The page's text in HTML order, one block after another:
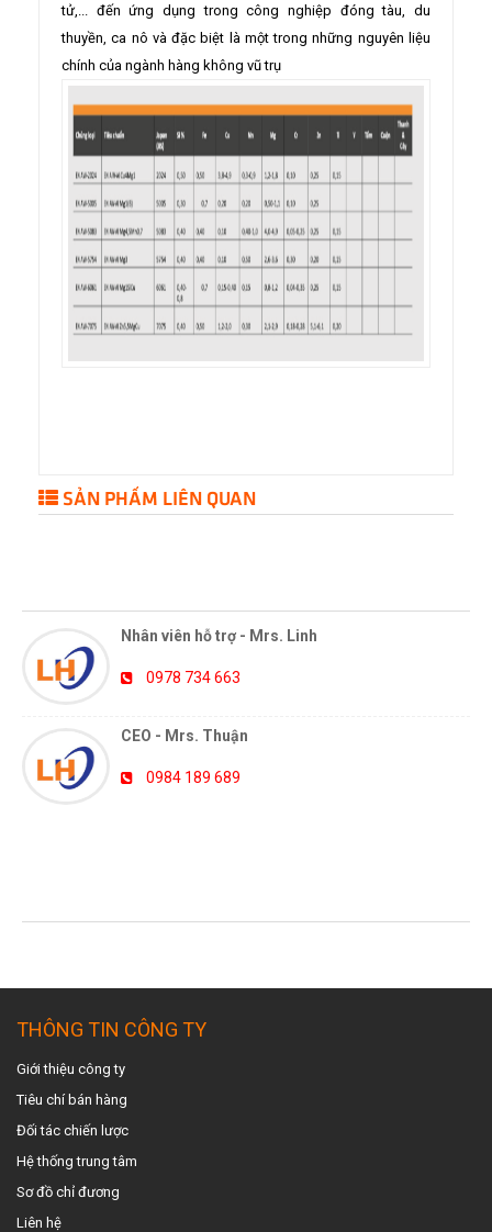
tử,... đến ứng dụng trong công nghiệp đóng tàu, du
thuyền, ca nô và đặc biệt là một trong những nguyên liệu
chính của ngành hàng không vũ trụ
SẢN PHẨM LIÊN QUAN
Nhân viên hỗ trợ - Mrs. Linh
0978 734 663
CEO - Mrs. Thuận
0984 189 689
THÔNG TIN CÔNG TY
Giới thiệu công ty
Tiêu chí bán hàng
Đối tác chiến lược
Hệ thống trung tâm
Sơ đồ chỉ đương
Liên hệ